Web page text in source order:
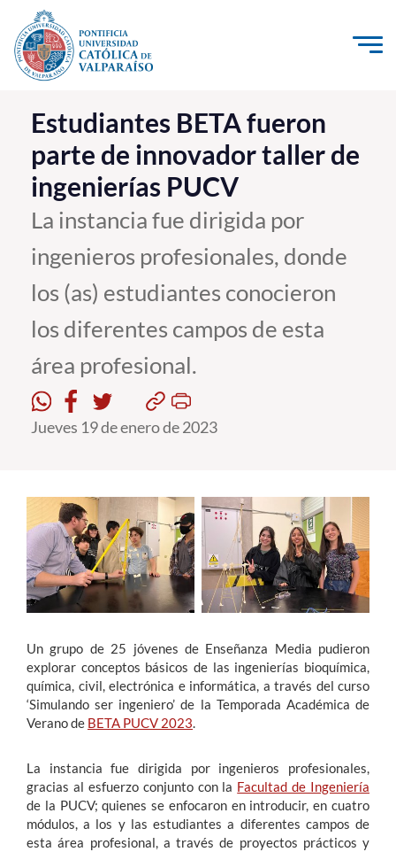
Click acá para ir directamente al contenido
La Universidad
Investigación, Creación e Innovación
PUCV Internacional
Vinculación con el Medio
Admisión
Pregrado
Formación Continua
Funcionarios
Alumni
English
Estudiantes BETA fueron
parte de innovador taller de
ingenierías PUCV
La instancia fue dirigida por
ingenieros profesionales, donde
los (as) estudiantes conocieron
los diferentes campos de esta
área profesional.
Jueves 19 de enero de 2023
Un grupo de 25 jóvenes de Enseñanza Media pudieron
explorar conceptos básicos de las ingenierías bioquímica,
química, civil, electrónica e informática, a través del curso
‘Simulando ser ingeniero’ de la Temporada Académica de
Verano de BETA PUCV 2023.
La instancia fue dirigida por ingenieros profesionales,
gracias al esfuerzo conjunto con la Facultad de Ingeniería
de la PUCV; quienes se enfocaron en introducir, en cuatro
módulos, a los y las estudiantes a diferentes campos de
esta área profesional, a través de proyectos prácticos y